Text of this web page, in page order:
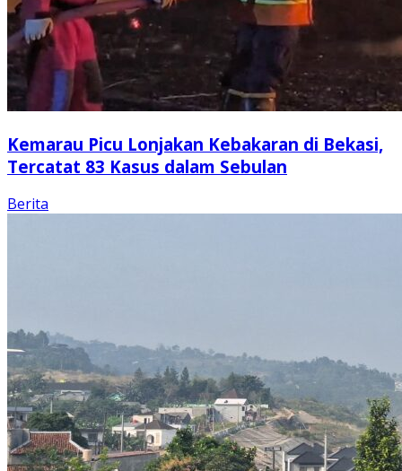
Kemarau Picu Lonjakan Kebakaran di Bekasi,
Tercatat 83 Kasus dalam Sebulan
Berita